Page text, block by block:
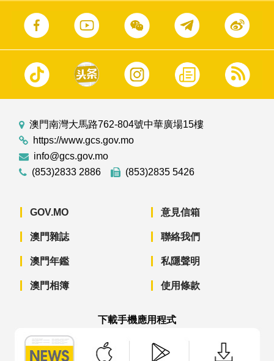
澳門南灣大馬路762-804號中華廣場15樓
https://www.gcs.gov.mo
info@gcs.gov.mo
(853)2833 2886
(853)2835 5426
GOV.MO
澳門雜誌
澳門年鑑
澳門相簿
意見信箱
聯絡我們
私隱聲明
使用條款
下載手機應用程式